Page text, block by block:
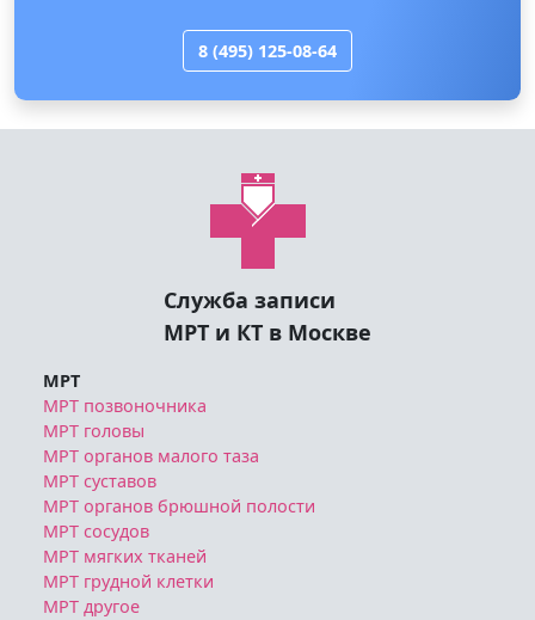
8 (495) 125-08-64
Служба записи
МРТ и КТ в Москве
МРТ
МРТ позвоночника
МРТ головы
МРТ органов малого таза
МРТ суставов
МРТ органов брюшной полости
МРТ сосудов
МРТ мягких тканей
МРТ грудной клетки
МРТ другое